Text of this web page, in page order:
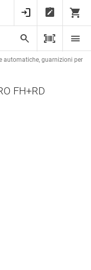
automatiche, guarnizioni per
FH+RD